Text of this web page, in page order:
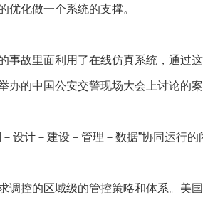
优化做一个系统的支撑。
故里面利用了在线仿真系统，通过
的中国公安交警现场大会上讨论的案
计－建设－管理－数据”协同运行的
控的区域级的管控策略和体系。美